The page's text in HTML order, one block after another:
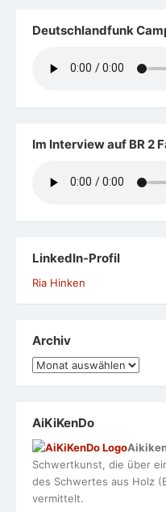
Deutschlandfunk
Im Interview auf BR 2
LinkedIn-Profil
Ria Hinken
Archiv
Archiv
AiKiKenDo
Schwertkunst, die über
des Schwertes aus Holz
vermittelt.